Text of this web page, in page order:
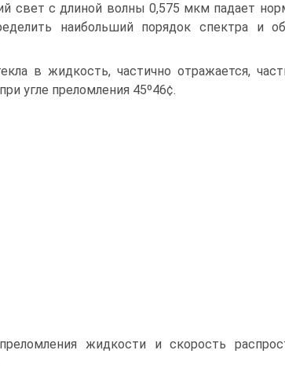
свет с длиной волны 0,575 мкм падает
наибольший порядок спектра и
в жидкость, частично отражается,
угле преломления 45º46¢.
жидкости и скорость